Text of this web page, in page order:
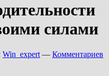
силами
Win_expert — Комментариев